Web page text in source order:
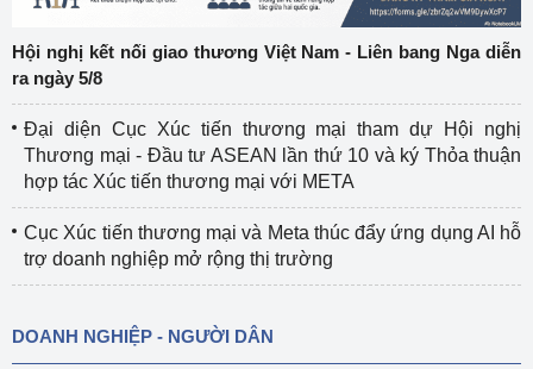
Hội nghị kết nối giao thương Việt Nam - Liên bang Nga diễn
ra ngày 5/8
Đại diện Cục Xúc tiến thương mại tham dự Hội nghị
Thương mại - Đầu tư ASEAN lần thứ 10 và ký Thỏa thuận
hợp tác Xúc tiến thương mại với META
Cục Xúc tiến thương mại và Meta thúc đẩy ứng dụng AI hỗ
trợ doanh nghiệp mở rộng thị trường
DOANH NGHIỆP - NGƯỜI DÂN